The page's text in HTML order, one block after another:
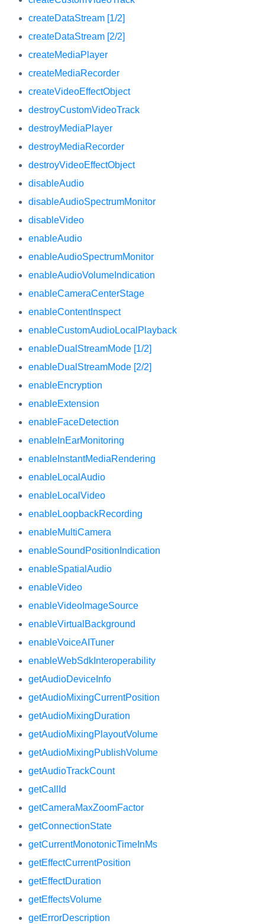
createDataStream [1/2]
createDataStream [2/2]
createMediaPlayer
createMediaRecorder
createVideoEffectObject
destroyCustomVideoTrack
destroyMediaPlayer
destroyMediaRecorder
destroyVideoEffectObject
disableAudio
disableAudioSpectrumMonitor
disableVideo
enableAudio
enableAudioSpectrumMonitor
enableAudioVolumeIndication
enableCameraCenterStage
enableContentInspect
enableCustomAudioLocalPlayback
enableDualStreamMode [1/2]
enableDualStreamMode [2/2]
enableEncryption
enableExtension
enableFaceDetection
enableInEarMonitoring
enableInstantMediaRendering
enableLocalAudio
enableLocalVideo
enableLoopbackRecording
enableMultiCamera
enableSoundPositionIndication
enableSpatialAudio
enableVideo
enableVideoImageSource
enableVirtualBackground
enableVoiceAITuner
enableWebSdkInteroperability
getAudioDeviceInfo
getAudioMixingCurrentPosition
getAudioMixingDuration
getAudioMixingPlayoutVolume
getAudioMixingPublishVolume
getAudioTrackCount
getCallId
getCameraMaxZoomFactor
getConnectionState
getCurrentMonotonicTimeInMs
getEffectCurrentPosition
getEffectDuration
getEffectsVolume
getErrorDescription